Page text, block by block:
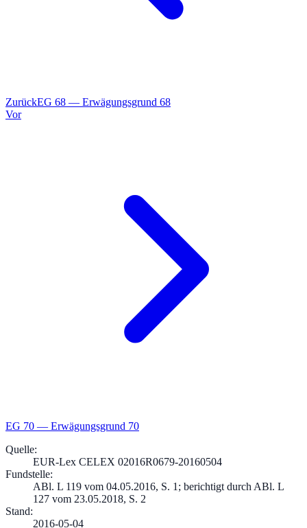
ZurückEG 68 — Erwägungsgrund 68
Vor
EG 70 — Erwägungsgrund 70
Quelle:
EUR-Lex CELEX 02016R0679-20160504
Fundstelle:
ABl. L 119 vom 04.05.2016, S. 1; berichtigt durch ABl. L
127 vom 23.05.2018, S. 2
Stand:
2016-05-04